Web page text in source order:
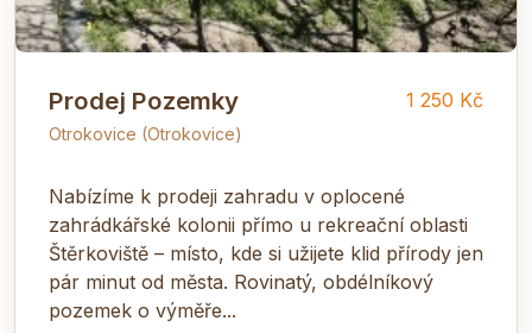
Prodej Pozemky
Otrokovice (Otrokovice)
1 250 Kč
Nabízíme k prodeji zahradu v oplocené
zahrádkářské kolonii přímo u rekreační oblasti
Štěrkoviště – místo, kde si užijete klid přírody jen
pár minut od města. Rovinatý, obdélníkový
pozemek o výměře...